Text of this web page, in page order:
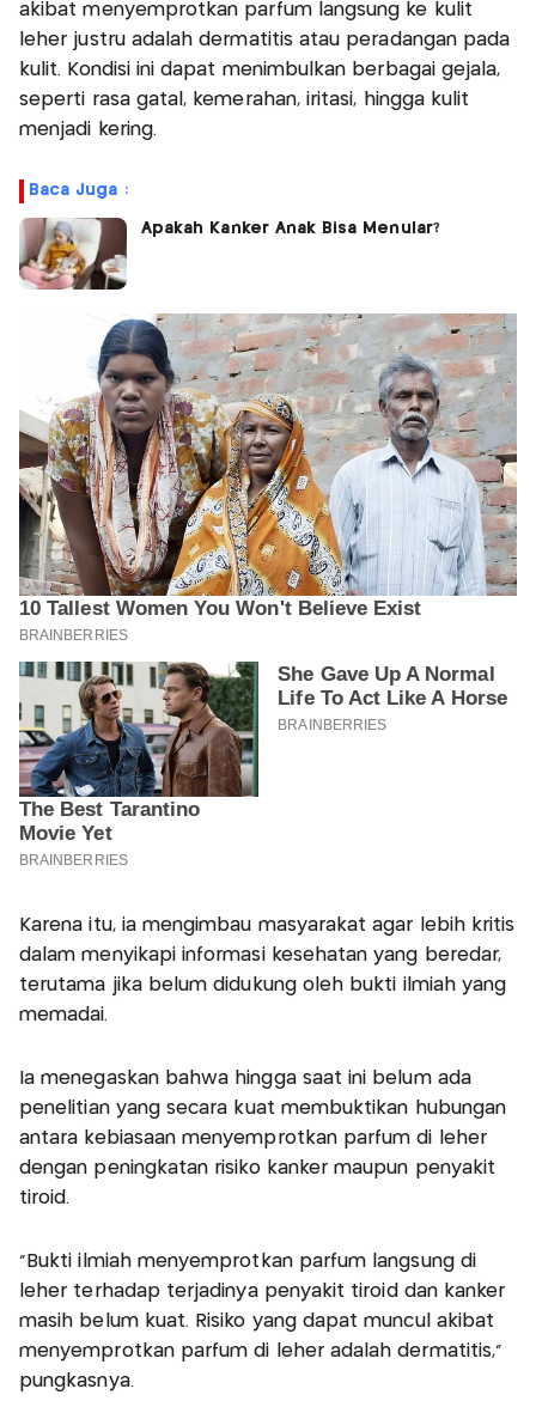
akibat menyemprotkan parfum langsung ke kulit
leher justru adalah dermatitis atau peradangan pada
kulit. Kondisi ini dapat menimbulkan berbagai gejala,
seperti rasa gatal, kemerahan, iritasi, hingga kulit
menjadi kering.
Baca Juga :
Apakah Kanker Anak Bisa Menular?
Karena itu, ia mengimbau masyarakat agar lebih kritis
dalam menyikapi informasi kesehatan yang beredar,
terutama jika belum didukung oleh bukti ilmiah yang
memadai.
Ia menegaskan bahwa hingga saat ini belum ada
penelitian yang secara kuat membuktikan hubungan
antara kebiasaan menyemprotkan parfum di leher
dengan peningkatan risiko kanker maupun penyakit
tiroid.
“Bukti ilmiah menyemprotkan parfum langsung di
leher terhadap terjadinya penyakit tiroid dan kanker
masih belum kuat. Risiko yang dapat muncul akibat
menyemprotkan parfum di leher adalah dermatitis,”
pungkasnya.